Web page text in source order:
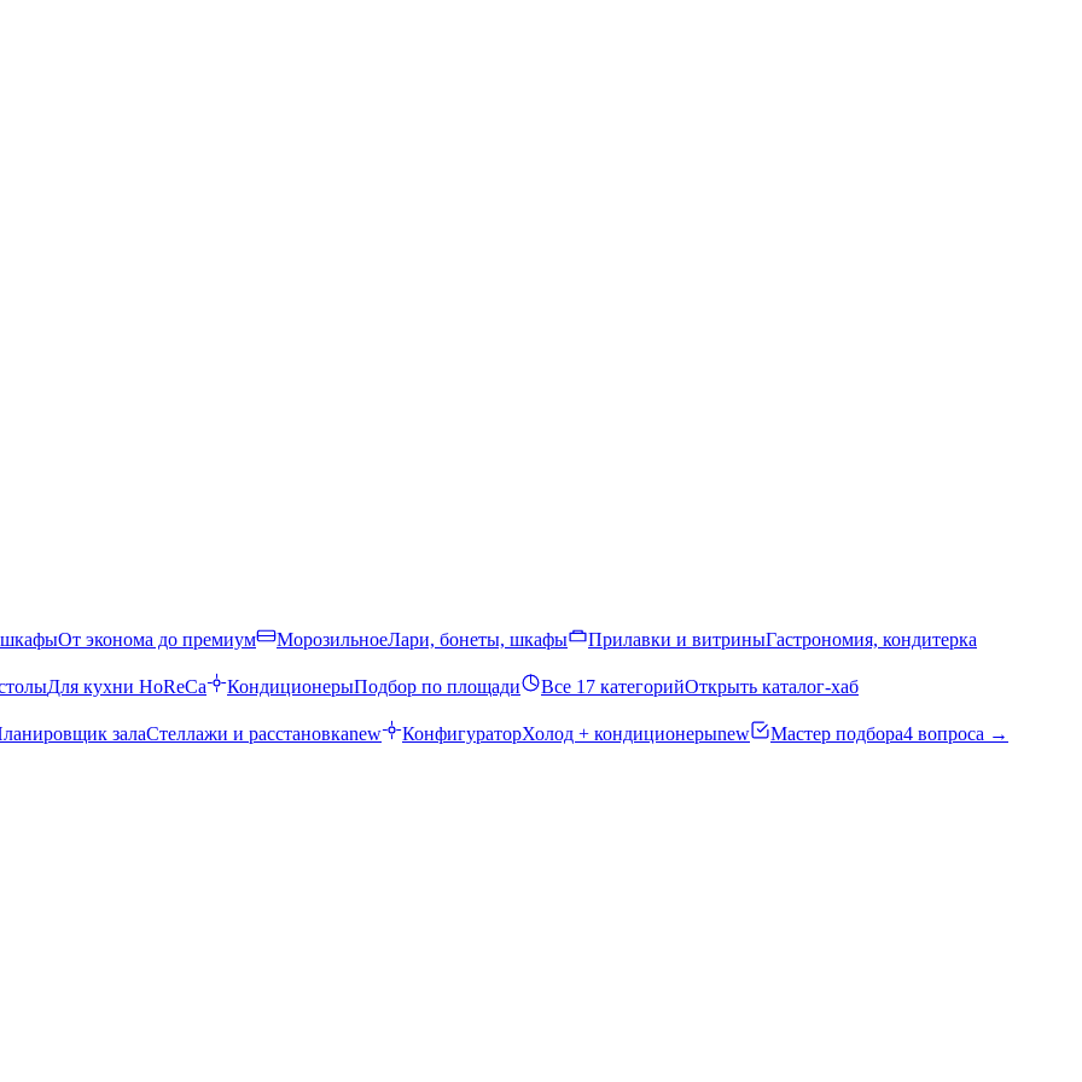
шкафыОт эконома до премиум МорозильноеЛари, бонеты, шкафы Прилавки и витриныГастрономия, кондитерка
Для кухни HoReCa КондиционерыПодбор по площади Все 17 категорийОткрыть каталог-хаб
залаСтеллажи и расстановкаnew КонфигураторХолод + кондиционерыnew Мастер подбора4 вопроса →